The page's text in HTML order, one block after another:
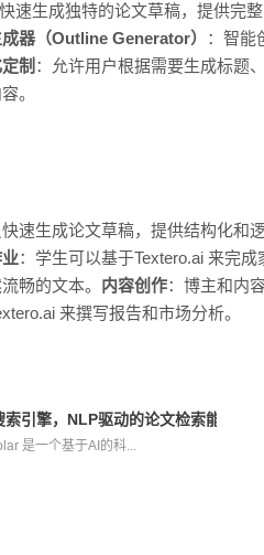
速生成独特的论文草稿，提供完整
器（Outline Generator） ：智能
制 ：允许用户根据需要生成标题
。
速生成论文草稿，提供结构化和
：学生可以基于Textero.ai 来完
畅的文本。 内容创作：博主和内
来撰写报告和市场分析。
引擎，NLP驱动的论文检索能力
是一个基于AI的科...